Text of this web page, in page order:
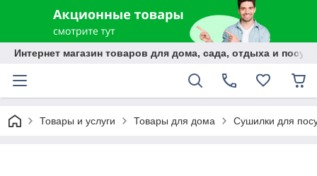
Интернет магазин товаров для дома, сада, отдыха и
Товары и услуги Товары для дома Сушилки для